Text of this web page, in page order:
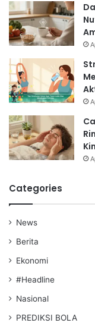
Categories
News
Berita
Ekonomi
#Headline
Nasional
PREDIKSI BOLA